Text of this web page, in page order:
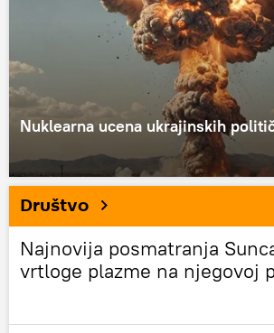
Nuklearna ucena ukrajinskih
Društvo
Najnovija posmatranja
vrtloge plazme na njegovoj